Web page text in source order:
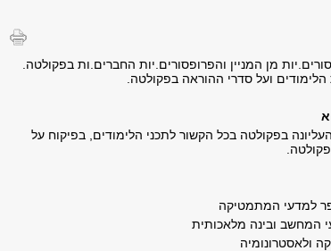
מן המניין והפרופסורים.יות החברים.ות בפקולטה.
ועל סדרי ההוראה בפקולטה.
בפקולטה בכל הקשור לתכני הלימודים, בפיקוח על
למדעי המתמטיקה
המחשב ובינה מלאכותית
ולאסטרונומיה